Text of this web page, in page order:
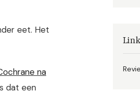
eet. Het
na
dat een